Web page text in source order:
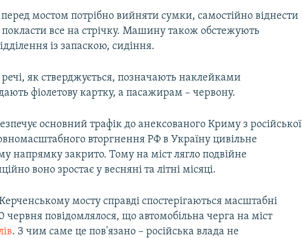
мостом потрібно вийняти сумки, самостійно віднести
покласти все на стрічку. Машину також обстежують
із запаскою, сидіння.
як стверджується, позначають наклейками
фіолетову картку, а пасажирам – червону.
основний трафік до анексованого Криму з російської
вторгнення РФ в Україну цивільне
напрямку закрито. Тому на міст лягло подвійне
воно зростає у весняні та літні місяці.
мосту справді спостерігаються масштабні
повідомлялося, що автомобільна черга на міст
. З чим саме це пов'язано – російська влада не